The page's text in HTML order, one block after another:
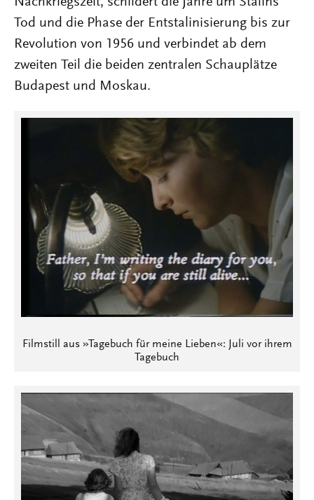
Tod und die Phase der Entstalinisierung bis zur
Revolution von 1956 und verbindet ab dem
zweiten Teil die beiden zentralen Schauplätze
Budapest und Moskau.
Filmstill aus »Tagebuch für meine Lieben«: Juli vor ihrem
Tagebuch